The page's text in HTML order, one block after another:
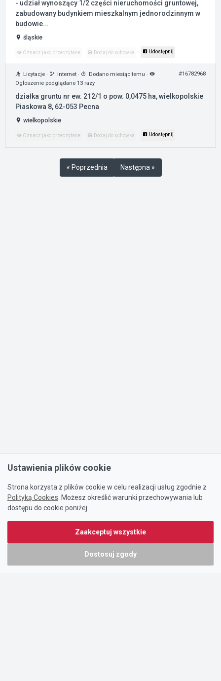
- udział wynoszący 1/2 części nieruchomości gruntowej,
zabudowany budynkiem mieszkalnym jednorodzinnym w
budowie...
śląskie
Oznacz jako przeczytane · Dodaj do schowka · Udostępnij
Licytacje · internet · Dodano miesiąc temu ·
Ogłoszenie podglądane 13 razy
#16782968
działka gruntu nr ew. 212/1 o pow. 0,0475 ha, wielkopolskie
Piaskowa 8, 62-053 Pecna
wielkopolskie
Oznacz jako przeczytane · Dodaj do schowka · Udostępnij
« Poprzednia Następna »
Ustawienia plików cookie
Strona korzysta z plików cookie w celu realizacji usług zgodnie z
Polityką Cookies . Możesz określić warunki przechowywania lub
dostępu do cookie poniżej.
Zaakceptuj wszystkie
Dostosuj zgody